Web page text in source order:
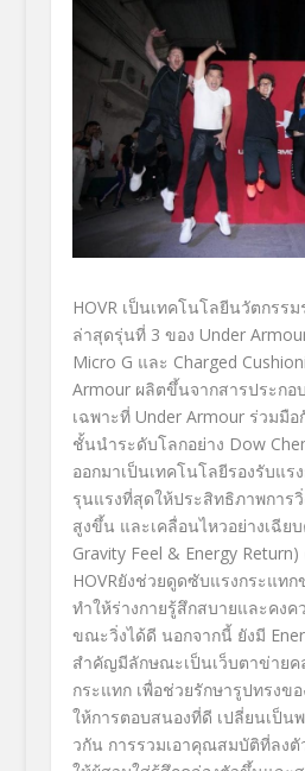
HOVR เป็นเทคโนโลยีนวัตกรรม
ล่าสุดรุ่นที่ 3 ของ Under
Micro G และ Charged
Armour ผลิตขึ้นจากสารประกอ
เฉพาะที่Under Armour ร่วมมื
ชั้นนำระดับโลกอย่าง Dow
ออกมาเป็นเทคโนโลยีรองรับแร
รุนแรงที่สุดให้ประสิทธิภาพการ
สูงขึ้น และเคลื่อนไหวอย่างเฉีย
Gravity Feel & Energy Return)
HOVRยังช่วยดูดซับแรงกระแทก
ทำให้ร่างกายรู้สึกสบายและคง
ขณะวิ่งได้ดี นอกจากนี้ ยังมี
สำคัญมีลักษณะเป็นเว็บตาข่าย
กระแทก เพื่อช่วยรักษารูปทรงข
ให้การตอบสนองที่ดี เปลี่ยนเป็น
วกัน การรวมเอาคุณสมบัติที่ลงตั